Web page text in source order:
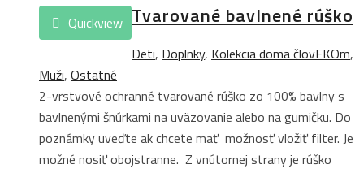
Quickview Tvarované bavlnené rúško
Deti, Doplnky, Kolekcia doma človEKOm,
Muži, Ostatné
2-vrstvové ochranné tvarované rúško zo 100% bavlny s
bavlnenými šnúrkami na uväzovanie alebo na gumičku. Do
poznámky uveďte ak chcete mať možnosť vložiť filter. Je
možné nosiť obojstranne. Z vnútornej strany je rúško